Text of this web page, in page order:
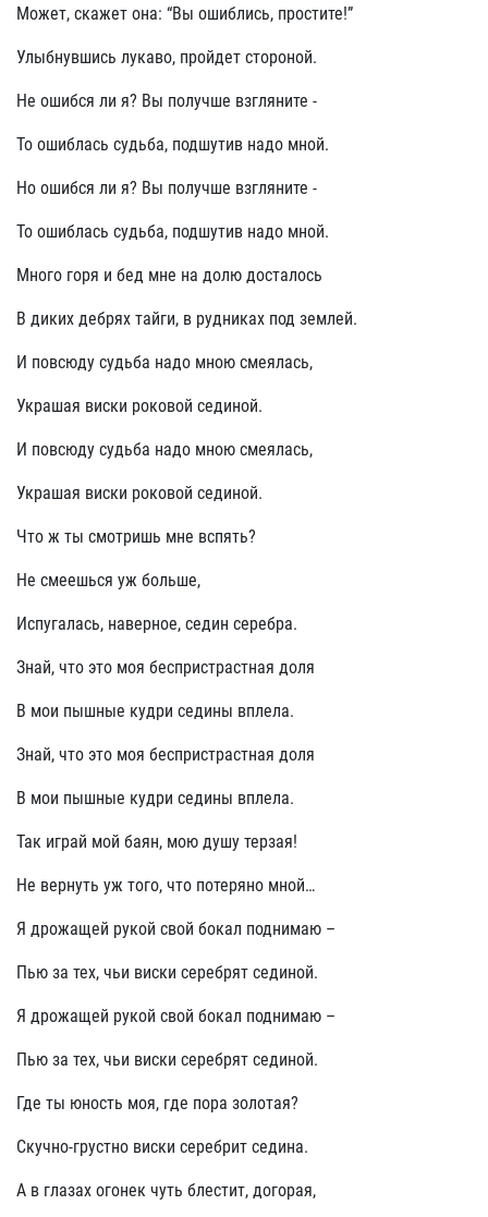
Может, скажет она: “Вы ошиблись, простите!”
Улыбнувшись лукаво, пройдет стороной.
Не ошибся ли я? Вы получше взгляните -
То ошиблась судьба, подшутив надо мной.
Но ошибся ли я? Вы получше взгляните -
То ошиблась судьба, подшутив надо мной.
Много горя и бед мне на долю досталось
В диких дебрях тайги, в рудниках под землей.
И повсюду судьба надо мною смеялась,
Украшая виски роковой сединой.
И повсюду судьба надо мною смеялась,
Украшая виски роковой сединой.
Что ж ты смотришь мне вспять?
Не смеешься уж больше,
Испугалась, наверное, седин серебра.
Знай, что это моя беспристрастная доля
В мои пышные кудри седины вплела.
Знай, что это моя беспристрастная доля
В мои пышные кудри седины вплела.
Так играй мой баян, мою душу терзая!
Не вернуть уж того, что потеряно мной…
Я дрожащей рукой свой бокал поднимаю –
Пью за тех, чьи виски серебрят сединой.
Я дрожащей рукой свой бокал поднимаю –
Пью за тех, чьи виски серебрят сединой.
Где ты юность моя, где пора золотая?
Скучно-грустно виски серебрит седина.
А в глазах огонек чуть блестит, догорая,